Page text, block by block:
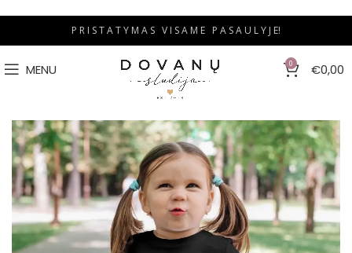
P R I S T A T Y M A S V I S A M E P A S A U L Y J E!
MENU 0 €0,00